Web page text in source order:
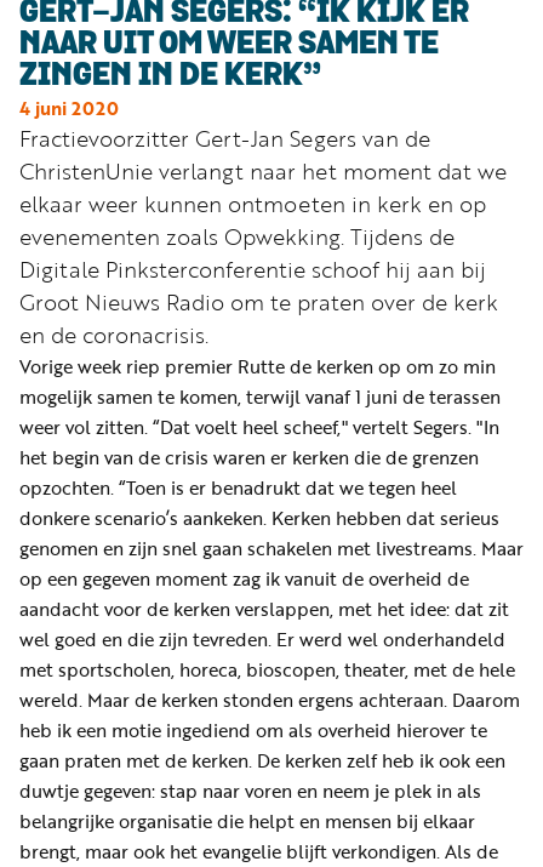
GERT-JAN SEGERS: “IK KIJK ER
NAAR UIT OM WEER SAMEN TE
ZINGEN IN DE KERK”
4 juni 2020
Fractievoorzitter Gert-Jan Segers van de
ChristenUnie verlangt naar het moment dat we
elkaar weer kunnen ontmoeten in kerk en op
evenementen zoals Opwekking. Tijdens de
Digitale Pinksterconferentie schoof hij aan bij
Groot Nieuws Radio om te praten over de kerk
en de coronacrisis.
Vorige week riep premier Rutte de kerken op om zo min
mogelijk samen te komen, terwijl vanaf 1 juni de terassen
weer vol zitten. “Dat voelt heel scheef," vertelt Segers. "In
het begin van de crisis waren er kerken die de grenzen
opzochten. “Toen is er benadrukt dat we tegen heel
donkere scenario’s aankeken. Kerken hebben dat serieus
genomen en zijn snel gaan schakelen met livestreams. Maar
op een gegeven moment zag ik vanuit de overheid de
aandacht voor de kerken verslappen, met het idee: dat zit
wel goed en die zijn tevreden. Er werd wel onderhandeld
met sportscholen, horeca, bioscopen, theater, met de hele
wereld. Maar de kerken stonden ergens achteraan. Daarom
heb ik een motie ingediend om als overheid hierover te
gaan praten met de kerken. De kerken zelf heb ik ook een
duwtje gegeven: stap naar voren en neem je plek in als
belangrijke organisatie die helpt en mensen bij elkaar
brengt, maar ook het evangelie blijft verkondigen. Als de
Info
Word
nu
vriend
Businessclub
Adverteren
Winkel
Privacy
reglement
Algemene
voorwaarden